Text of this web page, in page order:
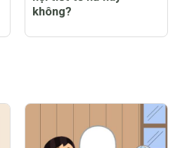
không?